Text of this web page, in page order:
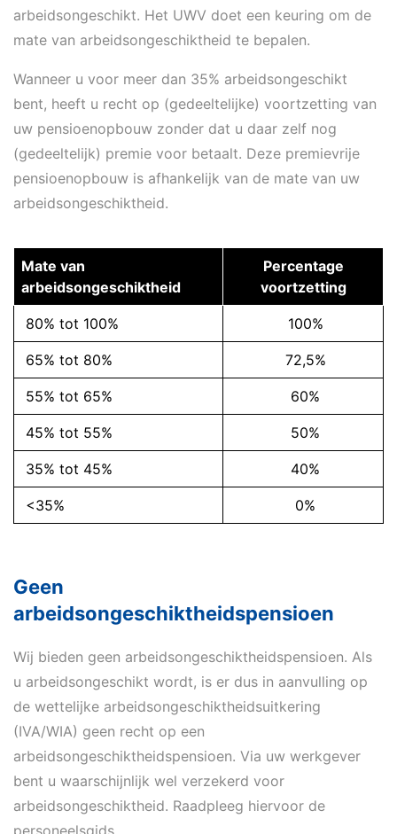
arbeidsongeschikt. Het UWV doet een keuring om de
mate van arbeidsongeschiktheid te bepalen.
Wanneer u voor meer dan 35% arbeidsongeschikt
bent, heeft u recht op (gedeeltelijke) voortzetting van
uw pensioenopbouw zonder dat u daar zelf nog
(gedeeltelijk) premie voor betaalt. Deze premievrije
pensioenopbouw is afhankelijk van de mate van uw
arbeidsongeschiktheid.
Mate van
arbeidsongeschiktheid
Percentage
voortzetting
80% tot 100% 100%
65% tot 80% 72,5%
55% tot 65% 60%
45% tot 55% 50%
35% tot 45% 40%
<35% 0%
Geen
arbeidsongeschiktheidspensioen
Wij bieden geen arbeidsongeschiktheidspensioen. Als
u arbeidsongeschikt wordt, is er dus in aanvulling op
de wettelijke arbeidsongeschiktheidsuitkering
(IVA/WIA) geen recht op een
arbeidsongeschiktheidspensioen. Via uw werkgever
bent u waarschijnlijk wel verzekerd voor
arbeidsongeschiktheid. Raadpleeg hiervoor de
personeelsgids.